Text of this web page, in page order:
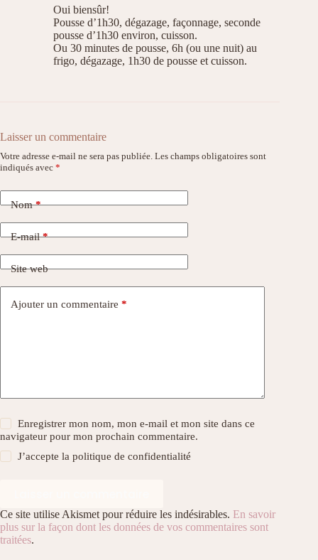
Oui biensûr!
Pousse d’1h30, dégazage, façonnage, seconde
pousse d’1h30 environ, cuisson.
Ou 30 minutes de pousse, 6h (ou une nuit) au
frigo, dégazage, 1h30 de pousse et cuisson.
Laisser un commentaire
Votre adresse e-mail ne sera pas publiée. Les champs obligatoires sont
indiqués avec *
Nom*
E-mail*
Site web
Ajouter un commentaire *
Enregistrer mon nom, mon e-mail et mon site dans ce
navigateur pour mon prochain commentaire.
J’accepte lapolitique de confidentialité
Ce site utilise Akismet pour réduire les indésirables. En savoir
plus sur la façon dont les données de vos commentaires sont
traitées.